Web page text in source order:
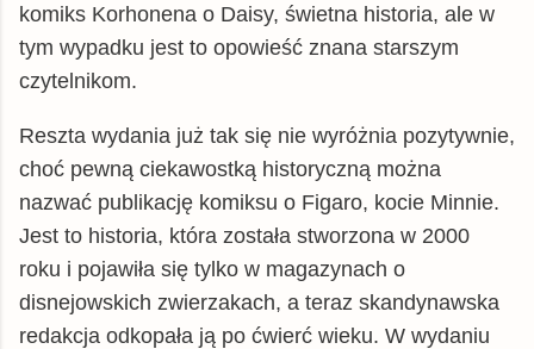
komiks Korhonena o Daisy, świetna historia, ale w
tym wypadku jest to opowieść znana starszym
czytelnikom.
Reszta wydania już tak się nie wyróżnia pozytywnie,
choć pewną ciekawostką historyczną można
nazwać publikację komiksu o Figaro, kocie Minnie.
Jest to historia, która została stworzona w 2000
roku i pojawiła się tylko w magazynach o
disnejowskich zwierzakach, a teraz skandynawska
redakcja odkopała ją po ćwierć wieku. W wydaniu